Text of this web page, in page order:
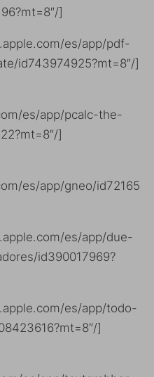
]
es/app/pdf-
id743974925?mt=8″/]
es/app/pcalc-the-
]
es/app/gneo/id72165
es/app/due-
id390017969?
es/app/todo-
]